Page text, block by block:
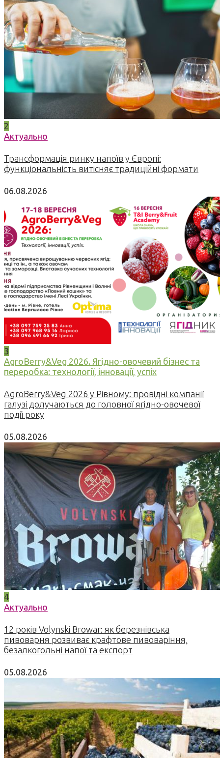
2
Актуально
Трансформація ринку напоїв у Європі:
функціональність витісняє традиційні формати
06.08.2026
3
AgroBerry&Veg 2026. Ягідно-овочевий бізнес та
переробка: технології, інновації, успіх
AgroBerry&Veg 2026 у Рівному: провідні компанії
галузі долучаються до головної ягідно-овочевої
події року
05.08.2026
4
Актуально
12 років Volynski Browar: як березнівська
пивоварня розвиває крафтове пивоваріння,
безалкогольні напої та експорт
05.08.2026